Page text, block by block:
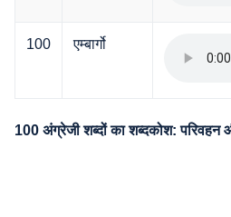
100 एम्बार्गो
100 अंग्रेजी शब्दों का शब्दकोश: परिवहन